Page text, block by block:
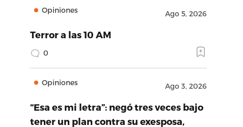
Opiniones Ago 5, 2026
Terror a las 10 AM
0
Opiniones Ago 3, 2026
“Esa es mi letra”: negó tres veces bajo
tener un plan contra su exesposa,